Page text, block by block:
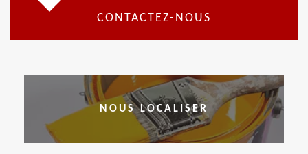
CONTACTEZ-NOUS
NOUS LOCALISER